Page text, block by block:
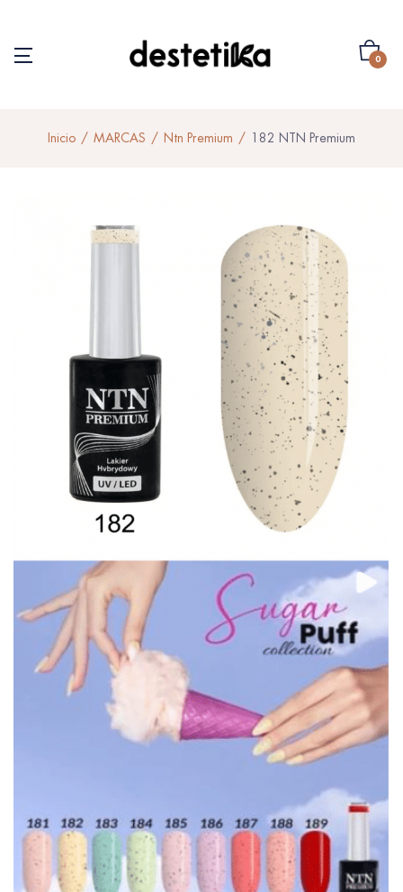
0
Inicio MARCAS Ntn Premium 182 NTN Premium